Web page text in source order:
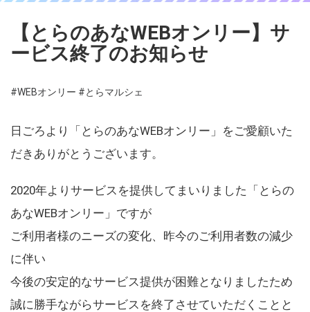
【とらのあなWEBオンリー】サ
ービス終了のお知らせ
#WEBオンリー #とらマルシェ
日ごろより「とらのあなWEBオンリー」をご愛顧いた
だきありがとうございます。
2020年よりサービスを提供してまいりました「とらの
あなWEBオンリー」ですが
ご利用者様のニーズの変化、昨今のご利用者数の減少
に伴い
今後の安定的なサービス提供が困難となりましたため
誠に勝手ながらサービスを終了させていただくことと